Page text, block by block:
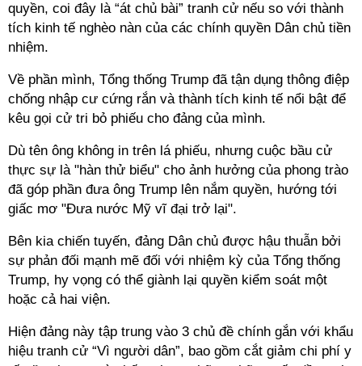
quyền, coi đây là “át chủ bài” tranh cử nếu so với thành
tích kinh tế nghèo nàn của các chính quyền Dân chủ tiền
nhiệm.
Về phần mình, Tổng thống Trump đã tận dụng thông điệp
chống nhập cư cứng rắn và thành tích kinh tế nổi bật để
kêu gọi cử tri bỏ phiếu cho đảng của mình.
Dù tên ông không in trên lá phiếu, nhưng cuộc bầu cử
thực sự là "hàn thử biểu" cho ảnh hưởng của phong trào
đã góp phần đưa ông Trump lên nắm quyền, hướng tới
giấc mơ "Đưa nước Mỹ vĩ đại trở lại".
Bên kia chiến tuyến, đảng Dân chủ được hậu thuẫn bởi
sự phản đối mạnh mẽ đối với nhiệm kỳ của Tổng thống
Trump, hy vọng có thể giành lại quyền kiểm soát một
hoặc cả hai viện.
Hiện đảng này tập trung vào 3 chủ đề chính gắn với khẩu
hiệu tranh cử “Vì người dân”, bao gồm cắt giảm chi phí y